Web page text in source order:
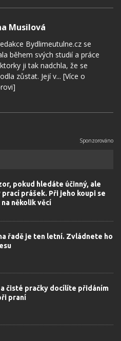
Musilová
Bydlimeutulne.cz se
během svých studií a práce
ji tak nadchla, že se
zůstat. Její v... [Více o
pokud hledáte účinný, ale
prášek. Při jeho koupi se
několik věcí
řadě je ten letní. Zvládnete ho
čisté pračky docílíte přidáním
praní